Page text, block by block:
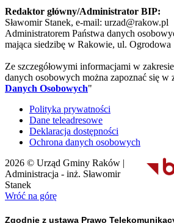
Redaktor główny/Administrator BIP:
Sławomir Stanek, e-mail: urzad@rakow.pl
Administratorem Państwa danych
mająca siedzibę w Rakowie, ul. Ogrodowa
Ze szczegółowymi informacjami w
danych osobowych można zapoznać się w
Danych Osobowych"
Polityka prywatności
Dane teleadresowe
Deklaracja dostępności
Ochrona danych osobowych
2026 © Urząd Gminy Raków |
Administracja - inż. Sławomir
Stanek
Wróć na górę
Zgodnie z ustawą Prawo